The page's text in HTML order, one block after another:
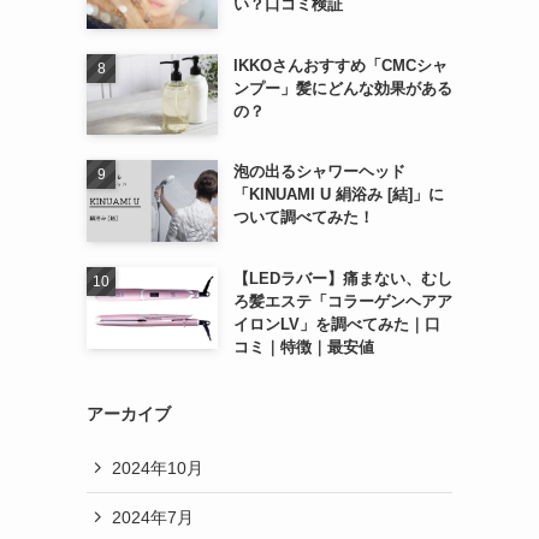
い？口コミ検証
IKKOさんおすすめ「CMCシャ
ンプー」髪にどんな効果がある
の？
泡の出るシャワーヘッド
「KINUAMI U 絹浴み [結]」に
ついて調べてみた！
【LEDラバー】痛まない、むし
ろ髪エステ「コラーゲンヘアア
イロンLV」を調べてみた｜口
コミ｜特徴｜最安値
アーカイブ
2024年10月
2024年7月